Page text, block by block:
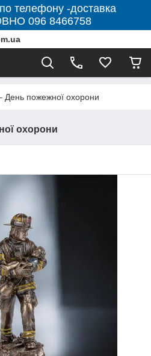
телефону -доставка
096 8466758
День пожежної охорони
охорони